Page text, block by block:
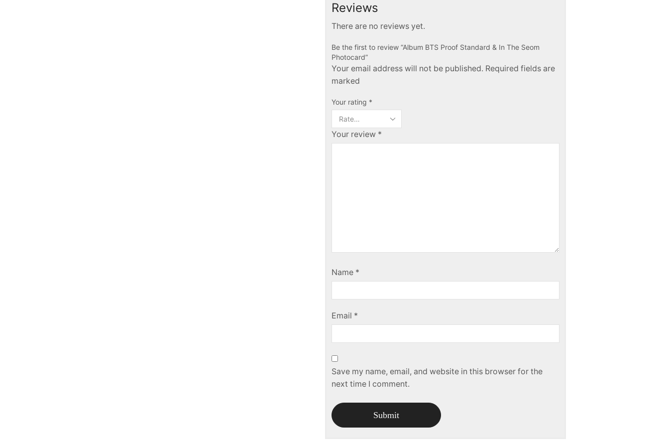
Reviews
There are no reviews yet.
Be the first to review “Album BTS Proof Standard & In The Seom
Photocard”
Your email address will not be published. Required fields are
marked
Your rating *
Your review *
Name *
Email *
Save my name, email, and website in this browser for the
next time I comment.